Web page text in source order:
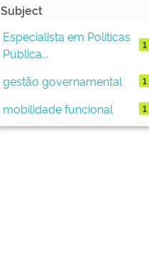
Subject
Especialista em Políticas
Pública...
1
gestão governamental 1
mobilidade funcional 1